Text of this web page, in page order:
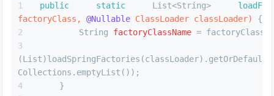
public static List<String>
factoryClass, @Nullable ClassLoader classLoader)
{
String
factoryClassName =
Collections.emptyList());
    }